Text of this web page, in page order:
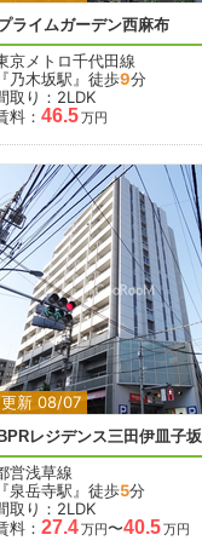
ライムガーデン西麻布
京メトロ千代田線
『乃木坂駅』徒歩9分
取り：2LDK
料： 46.5万円
更新 08/07
2 2
レジデンス三田伊皿子坂
営浅草線
『泉岳寺駅』徒歩5分
取り：2LDK
料： 27.4万円〜40.5万円